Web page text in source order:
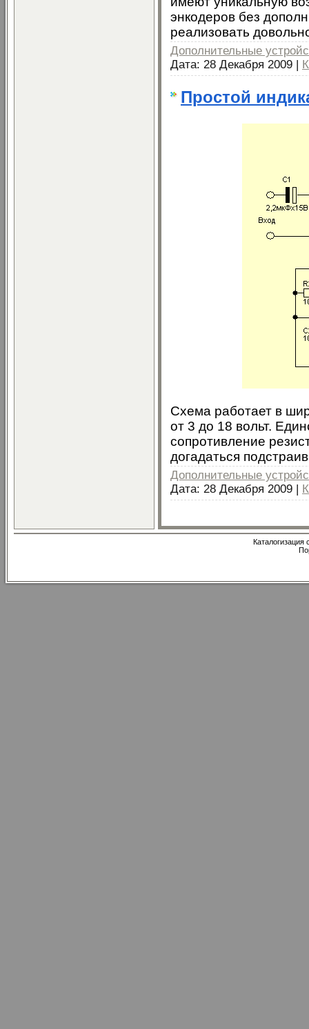
энкодеров без
реализовать
Дополнительные
Дата: 28 Декабря 2009 |
Простой
Схема работает в
от 3 до 18 вольт.
сопротивление
догадаться
Дополнительные
Дата: 28 Декабря 2009 |
Каталогизация